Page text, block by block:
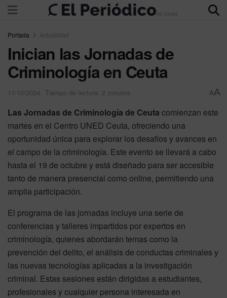
Portada Actualidad
Inician las Jornadas de
Criminología en Ceuta
11/10/2024 Tiempo de lectura: 2 minutos AA
Las Jornadas de Criminología de Ceuta comienzan este
martes en el Centro UNED Ceuta, ofreciendo una
oportunidad única para explorar los desafíos y avances en
el campo de la criminología. Este evento se llevará a cabo
hasta el 19 de octubre y está diseñado para ser accesible
tanto de manera presencial como online, permitiendo una
amplia participación.
El programa de las jornadas incluye una serie de
conferencias y talleres impartidos por expertos en
criminología, quienes abordarán temas como la
prevención del delito, el análisis de conductas criminales y
las nuevas tecnologías aplicadas a la investigación
criminal. Estas sesiones están dirigidas a estudiantes,
profesionales y cualquier persona interesada en